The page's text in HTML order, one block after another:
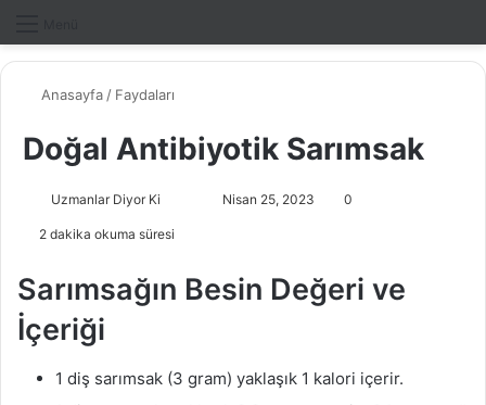
Anasayfa / Faydaları
Doğal Antibiyotik Sarımsak
Uzmanlar Diyor Ki
o
n
e
-
s
Nisan 25, 2023 0
2 dakika okuma süresi
Sarımsağın Besin Değeri ve
İçeriği
1 diş sarımsak (3 gram) yaklaşık 1 kalori içerir.